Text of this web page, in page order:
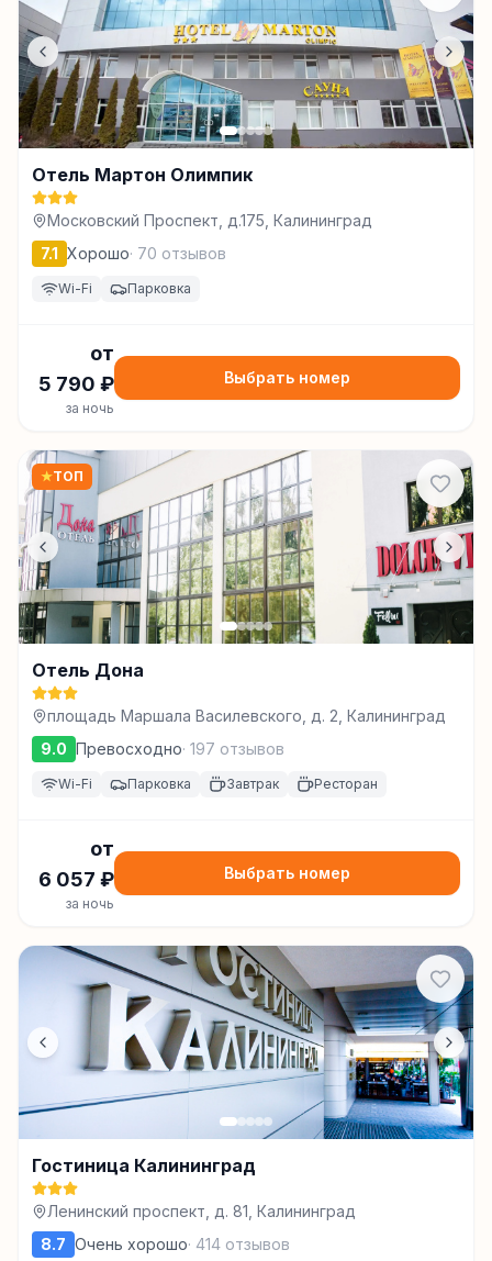
Отель Мартон Олимпик
Московский Проспект, д.175, Калининград
7.1 Хорошо· 70 отзывов
Wi-Fi Парковка
от
5 790 ₽
за ночь
Выбрать номер
★ТОП
Отель Дона
площадь Маршала Василевского, д. 2, Калининград
9.0 Превосходно· 197 отзывов
Wi-Fi Парковка Завтрак Ресторан
от
6 057 ₽
за ночь
Выбрать номер
Гостиница Калининград
Ленинский проспект, д. 81, Калининград
8.7 Очень хорошо· 414 отзывов